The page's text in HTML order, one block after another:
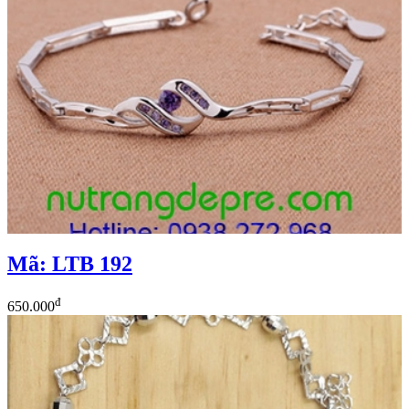
Mã: LTB 192
650.000đ